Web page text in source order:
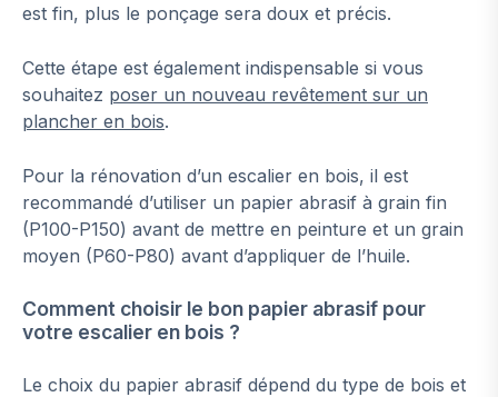
est fin, plus le ponçage sera doux et précis.
Cette étape est également indispensable si vous
souhaitez poser un nouveau revêtement sur un
plancher en bois.
Pour la rénovation d’un escalier en bois, il est
recommandé d’utiliser un papier abrasif à grain fin
(P100-P150) avant de mettre en peinture et un grain
moyen (P60-P80) avant d’appliquer de l’huile.
Comment choisir le bon papier abrasif pour
votre escalier en bois ?
Le choix du papier abrasif dépend du type de bois et